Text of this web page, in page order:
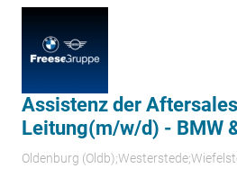
Assistenz der
Leitung(m/w/d) - BMW
Oldenburg